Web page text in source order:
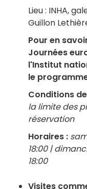
Lieu : INHA,
Guillon
Pour en
Journées
l'Institut
le
Conditions
la limite des
réservation
Horaires :
18:00 |
18:00
Visites